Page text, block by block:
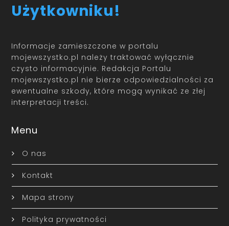
Użytkowniku!
Informacje zamieszczone w portalu
mojewszystko.pl należy traktować wyłącznie
czysto informacyjnie. Redakcja Portalu
mojewszystko.pl nie bierze odpowiedzialności za
ewentualne szkody, które mogą wynikać ze złej
interpretacji treści.
Menu
O nas
Kontakt
Mapa strony
Polityka prywatności